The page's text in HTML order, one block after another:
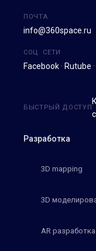
ПОЧТА
info@360space.ru
СОЦ. СЕТИ
Facebook · Rutube ·
Разработка
3D mapping
3D
AR разработка
БЫСТРЫЙ ДОСТУП